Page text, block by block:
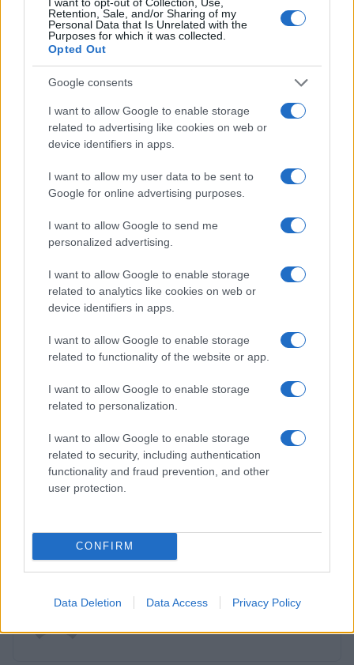
Retention, Sale, and/or Sharing of my
Personal Data that Is Unrelated with the
Purposes for which it was collected.
Opted Out
Google consents
I want to allow Google to enable storage
related to advertising like cookies on web or
device identifiers in apps.
I want to allow my user data to be sent to
Google for online advertising purposes.
I want to allow Google to send me
personalized advertising.
I want to allow Google to enable storage
related to analytics like cookies on web or
device identifiers in apps.
I want to allow Google to enable storage
related to functionality of the website or app.
I want to allow Google to enable storage
related to personalization.
I want to allow Google to enable storage
related to security, including authentication
functionality and fraud prevention, and other
user protection.
CONFIRM
Data Deletion Data Access Privacy Policy
blijft de focus op passagiersveiligheid
en -
luchtvaartmaatschappijen niet alleen regelmatig
hun vliegtuigen inspecteren, maar ook proactief
luchtvaartmaatschappij om dit probleem aan te
In de toekomst is het van belang deze kwesties
gerust hart kunnen vliegen, zonder angst voor
ongedierte. De situatie van deze familie kan een
noodzakelijk gesprek op gang brengen over de
worden voor een veiligere vliegervaring?
AUTEUR